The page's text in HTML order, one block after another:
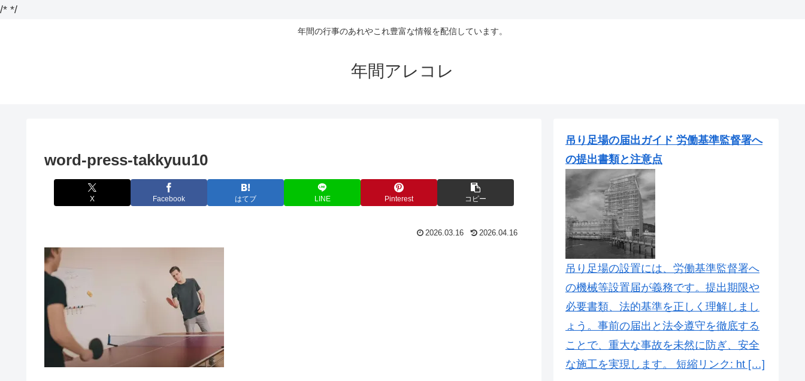
/* */
年間の行事のあれやこれ豊富な情報を配信しています。
年間アレコレ
word-press-takkyuu10
X Facebook はてブ LINE Pinterest コピー
2026.03.16 2026.04.16
吊り足場の届出ガイド 労働基準監督署へ
の提出書類と注意点
吊り足場の設置には、労働基準監督署へ
の機械等設置届が義務です。提出期限や
必要書類、法的基準を正しく理解しまし
ょう。事前の届出と法令遵守を徹底する
ことで、重大な事故を未然に防ぎ、安全
な施工を実現します。 短縮リンク: ht […]